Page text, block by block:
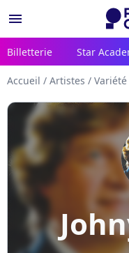
menu
Billetterie Star
Accueil / Artistes /